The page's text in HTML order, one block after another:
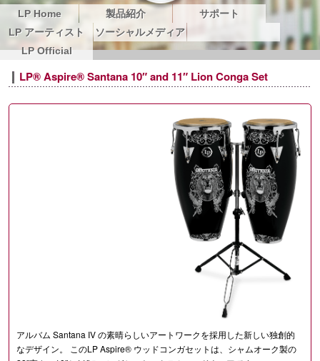
LP Home 製品紹介
サポート
LP アーティスト
ソーシャルメディア
LP Official
LP® Aspire® Santana 10″ and 11″ Lion Conga Set
アルバム Santana IV の素晴らしいアートワークを採用した新しい独創的
なデザイン。 このLP Aspire® ウッドコンガセットは、シャムオーク製の